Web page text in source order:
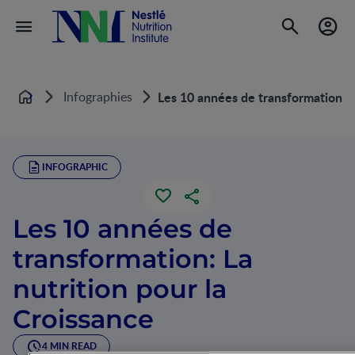
Home Infographies Les 10 années de transformation:
INFOGRAPHIC
Les 10 années de
transformation: La
nutrition pour la
Croissance
4 MIN READ